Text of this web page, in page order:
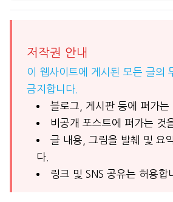
저작권 안내
이 웹사이트에 게시된 모든 글의
금지합니다.
블로그, 게시판 등에 퍼가는
비공개 포스트에 퍼가는 것
글 내용, 그림을 발췌 및 요
다.
링크 및 SNS 공유는 허용합